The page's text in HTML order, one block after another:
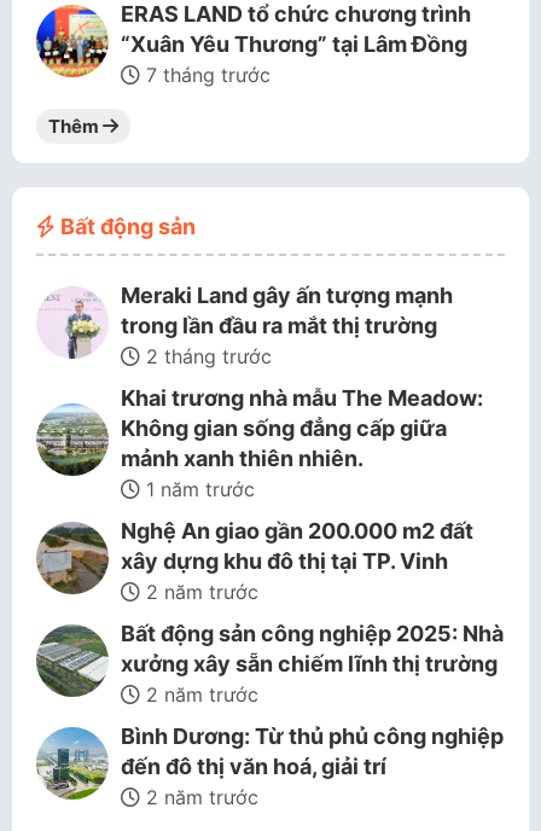
ERAS LAND tổ chức chương trình
“Xuân Yêu Thương” tại Lâm Đồng
7 tháng trước
Thêm
Bất động sản
Meraki Land gây ấn tượng mạnh
trong lần đầu ra mắt thị trường
2 tháng trước
Khai trương nhà mẫu The Meadow:
Không gian sống đẳng cấp giữa
mảnh xanh thiên nhiên.
1 năm trước
Nghệ An giao gần 200.000 m2 đất
xây dựng khu đô thị tại TP. Vinh
2 năm trước
Bất động sản công nghiệp 2025: Nhà
xưởng xây sẵn chiếm lĩnh thị trường
2 năm trước
Bình Dương: Từ thủ phủ công nghiệp
đến đô thị văn hoá, giải trí
2 năm trước